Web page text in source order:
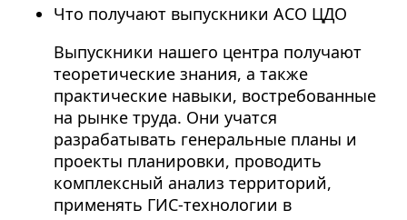
Что получают выпускники АСО ЦДО
Выпускники нашего центра получают
теоретические знания, а также
практические навыки, востребованные
на рынке труда. Они учатся
разрабатывать генеральные планы и
проекты планировки, проводить
комплексный анализ территорий,
применять ГИС-технологии в